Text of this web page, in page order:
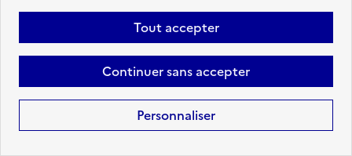
Tout accepter
Continuer sans accepter
Personnaliser
Ajouter aux favoris: INFIRMIER EN SOINS
38 39